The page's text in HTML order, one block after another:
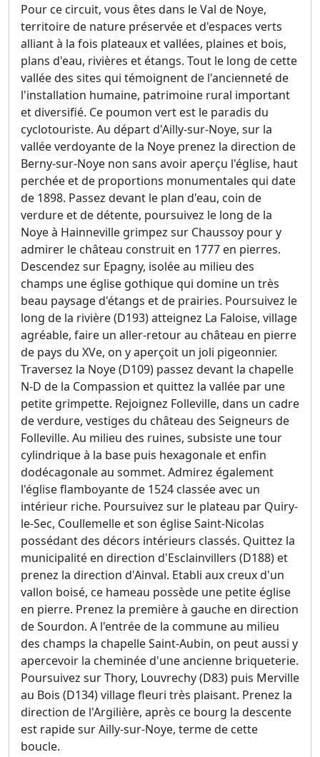
Pour ce circuit, vous êtes dans le Val de Noye,
territoire de nature préservée et d'espaces verts
alliant à la fois plateaux et vallées, plaines et bois,
plans d'eau, rivières et étangs. Tout le long de cette
vallée des sites qui témoignent de l'ancienneté de
l'installation humaine, patrimoine rural important
et diversifié. Ce poumon vert est le paradis du
cyclotouriste. Au départ d'Ailly-sur-Noye, sur la
vallée verdoyante de la Noye prenez la direction de
Berny-sur-Noye non sans avoir aperçu l'église, haut
perchée et de proportions monumentales qui date
de 1898. Passez devant le plan d'eau, coin de
verdure et de détente, poursuivez le long de la
Noye à Hainneville grimpez sur Chaussoy pour y
admirer le château construit en 1777 en pierres.
Descendez sur Epagny, isolée au milieu des
champs une église gothique qui domine un très
beau paysage d'étangs et de prairies. Poursuivez le
long de la rivière (D193) atteignez La Faloise, village
agréable, faire un aller-retour au château en pierre
de pays du XVe, on y aperçoit un joli pigeonnier.
Traversez la Noye (D109) passez devant la chapelle
N-D de la Compassion et quittez la vallée par une
petite grimpette. Rejoignez Folleville, dans un cadre
de verdure, vestiges du château des Seigneurs de
Folleville. Au milieu des ruines, subsiste une tour
cylindrique à la base puis hexagonale et enfin
dodécagonale au sommet. Admirez également
l'église flamboyante de 1524 classée avec un
intérieur riche. Poursuivez sur le plateau par Quiry-
le-Sec, Coullemelle et son église Saint-Nicolas
possédant des décors intérieurs classés. Quittez la
municipalité en direction d'Esclainvillers (D188) et
prenez la direction d'Ainval. Etabli aux creux d'un
vallon boisé, ce hameau possède une petite église
en pierre. Prenez la première à gauche en direction
de Sourdon. A l'entrée de la commune au milieu
des champs la chapelle Saint-Aubin, on peut aussi y
apercevoir la cheminée d'une ancienne briqueterie.
Poursuivez sur Thory, Louvrechy (D83) puis Merville
au Bois (D134) village fleuri très plaisant. Prenez la
direction de l'Argilière, après ce bourg la descente
est rapide sur Ailly-sur-Noye, terme de cette
boucle.